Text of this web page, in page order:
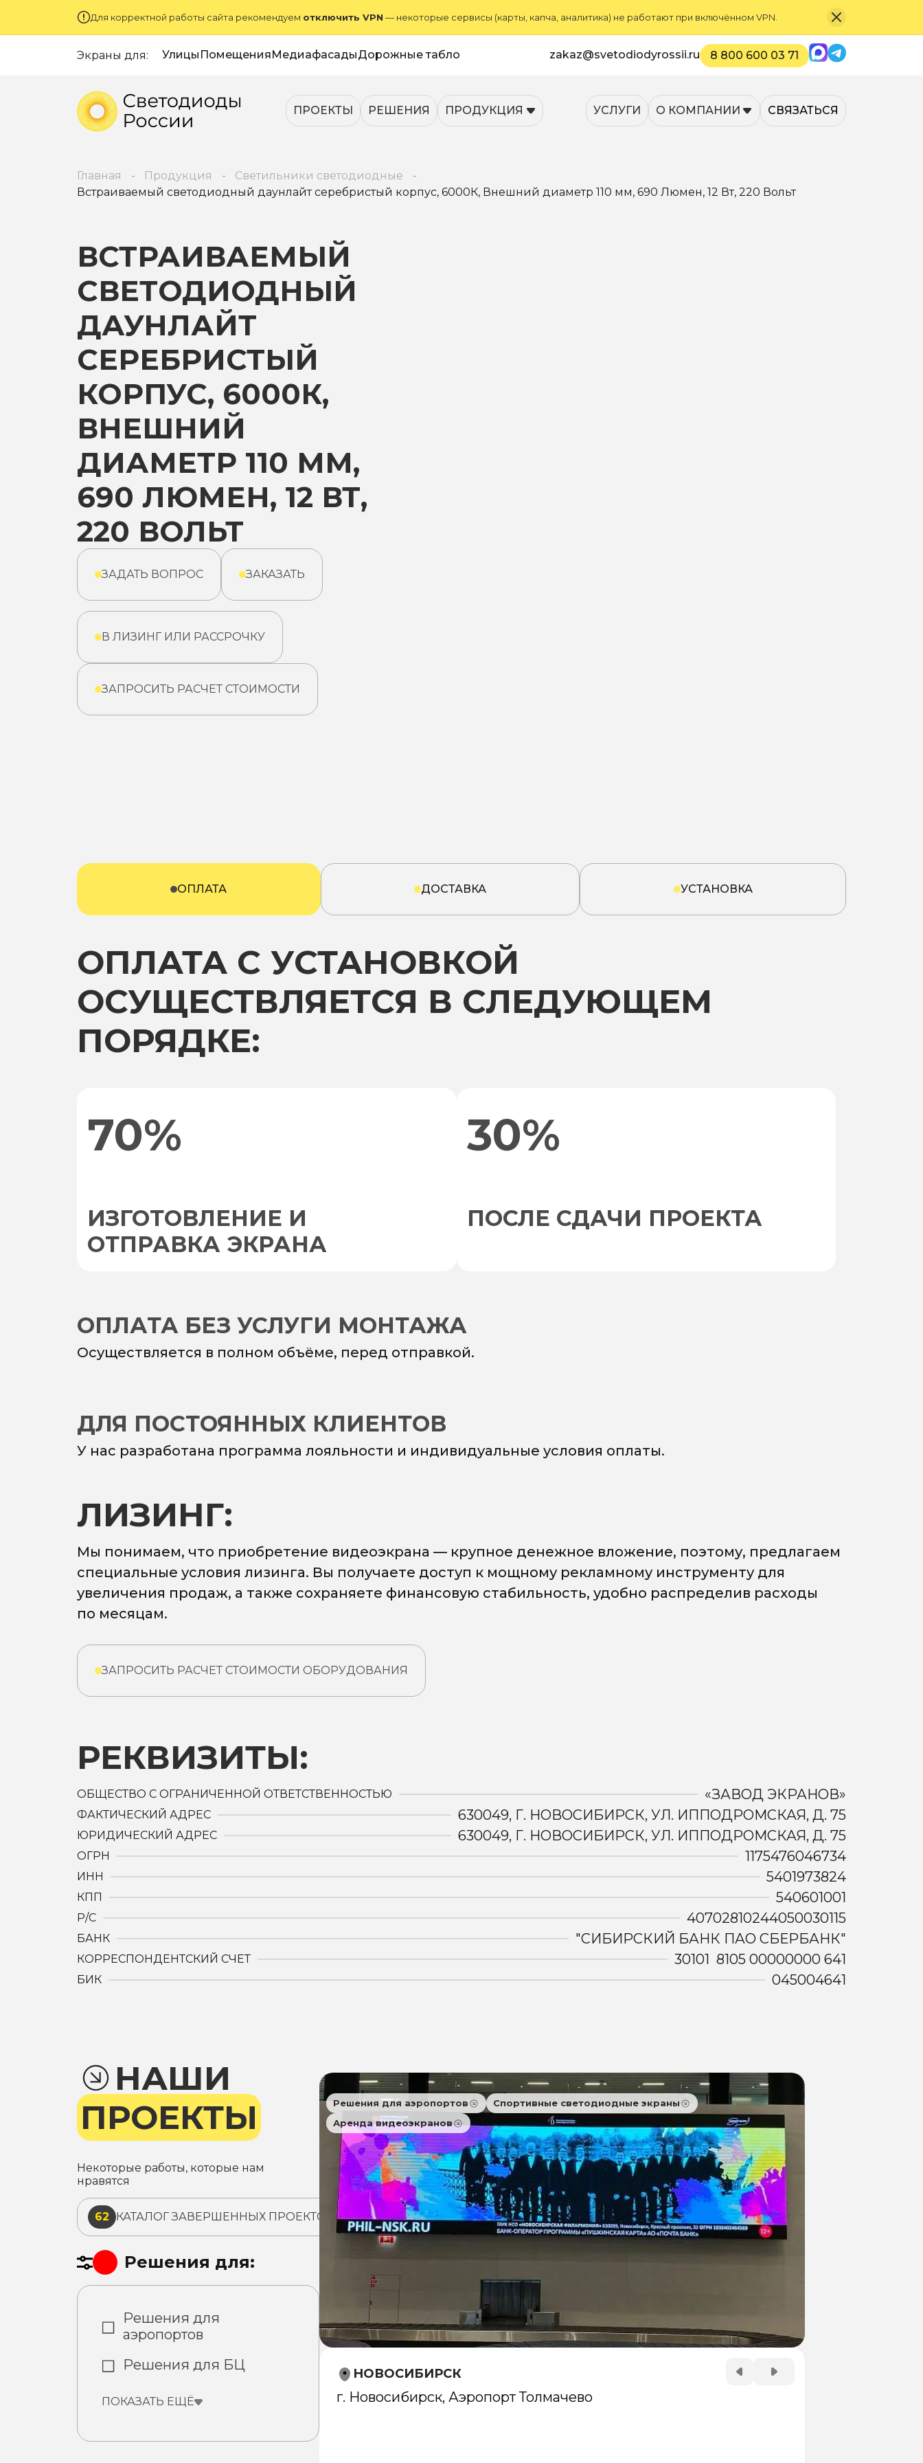
Для корректной работы сайта рекомендуем отключить VPN — некоторые сервисы (карты, капча, аналитика) не работают при включённом VPN.
Экраны для: Улицы ПомещенияМедиафасадыДорожные табло zakaz@svetodiodyrossii.ru 8 800 600 03 71 MaxTelegram
ПРОЕКТЫ РЕШЕНИЯ ПРОДУКЦИЯ УСЛУГИ О КОМПАНИИ СВЯЗАТЬСЯ
Главная Продукция
Светильники светодиодные
Встраиваемый светодиодный даунлайт серебристый корпус, 6000К, Внешний диаметр 110 мм, 690 Люмен, 12 Вт, 220 Вольт
ВСТРАИВАЕМЫЙ
СВЕТОДИОДНЫЙ
ДАУНЛАЙТ
СЕРЕБРИСТЫЙ
КОРПУС, 6000К,
ВНЕШНИЙ
ДИАМЕТР 110 ММ,
690 ЛЮМЕН, 12 ВТ,
220 ВОЛЬТ
ЗАДАТЬ ВОПРОС ЗАКАЗАТЬ
В ЛИЗИНГ ИЛИ РАССРОЧКУ
ЗАПРОСИТЬ РАСЧЕТ СТОИМОСТИ
ОПЛАТА ДОСТАВКА УСТАНОВКА
ОПЛАТА С УСТАНОВКОЙ
ОСУЩЕСТВЛЯЕТСЯ В СЛЕДУЮЩЕМ
ПОРЯДКЕ:
70%
ИЗГОТОВЛЕНИЕ И
ОТПРАВКА ЭКРАНА
30%
ПОСЛЕ СДАЧИ ПРОЕКТА
ОПЛАТА БЕЗ УСЛУГИ МОНТАЖА
Осуществляется в полном объёме, перед отправкой.
ДЛЯ ПОСТОЯННЫХ КЛИЕНТОВ
У нас разработана программа лояльности и индивидуальные условия оплаты.
ЛИЗИНГ:
Мы понимаем, что приобретение видеоэкрана — крупное денежное вложение, поэтому, предлагаем
специальные условия лизинга. Вы получаете доступ к мощному рекламному инструменту для
увеличения продаж, а также сохраняете финансовую стабильность, удобно распределив расходы
по месяцам.
ЗАПРОСИТЬ РАСЧЕТ СТОИМОСТИ ОБОРУДОВАНИЯ
РЕКВИЗИТЫ:
ОБЩЕСТВО С ОГРАНИЧЕННОЙ ОТВЕТСТВЕННОСТЬЮ «ЗАВОД ЭКРАНОВ»
ФАКТИЧЕСКИЙ АДРЕС 630049, Г. НОВОСИБИРСК, УЛ. ИППОДРОМСКАЯ, Д. 75
ЮРИДИЧЕСКИЙ АДРЕС 630049, Г. НОВОСИБИРСК, УЛ. ИППОДРОМСКАЯ, Д. 75
ОГРН 1175476046734
ИНН 5401973824
КПП 540601001
Р/С 40702810244050030115
БАНК "СИБИРСКИЙ БАНК ПАО СБЕРБАНК"
КОРРЕСПОНДЕНТСКИЙ СЧЕТ 30101 8105 00000000 641
БИК 045004641
НАШИ
ПРОЕКТЫ
Некоторые работы, которые нам
нравятся
62 КАТАЛОГ ЗАВЕРШЕННЫХ ПРОЕКТОВ
Решения для:
Решения для
аэропортов
Решения для БЦ
ПОКАЗАТЬ ЕЩЁ
Решения для аэропортов
Спортивные светодиодные экраны
Аренда видеоэкранов
НОВОСИБИРСК
г. Новосибирск, Аэропорт Толмачево